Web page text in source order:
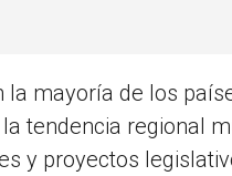
la mayoría de los
tendencia regional
y proyectos